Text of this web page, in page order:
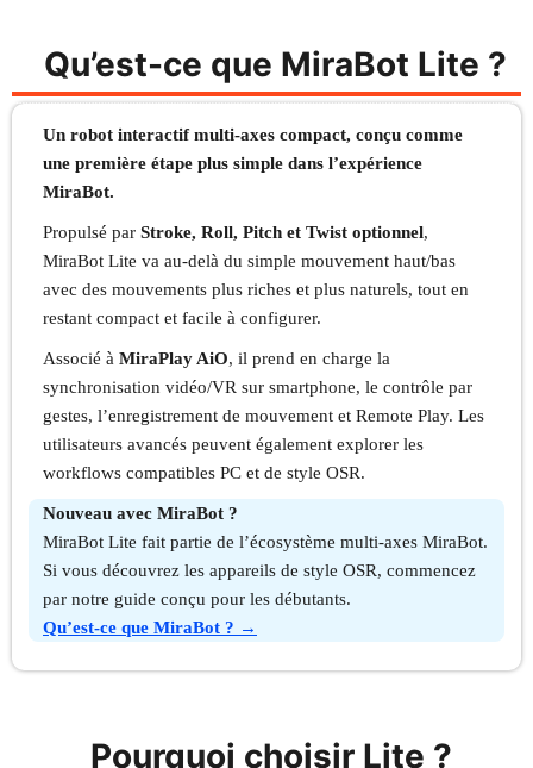
Qu’est-ce que MiraBot Lite ?
Un robot interactif multi-axes compact, conçu comme
une première étape plus simple dans l’expérience
MiraBot.
Propulsé par Stroke, Roll, Pitch et Twist optionnel,
MiraBot Lite va au-delà du simple mouvement haut/bas
avec des mouvements plus riches et plus naturels, tout en
restant compact et facile à configurer.
Associé à MiraPlay AiO, il prend en charge la
synchronisation vidéo/VR sur smartphone, le contrôle par
gestes, l’enregistrement de mouvement et Remote Play. Les
utilisateurs avancés peuvent également explorer les
workflows compatibles PC et de style OSR.
Nouveau avec MiraBot ?
MiraBot Lite fait partie de l’écosystème multi-axes MiraBot.
Si vous découvrez les appareils de style OSR, commencez
par notre guide conçu pour les débutants.
Qu’est-ce que MiraBot ? →
Pourquoi choisir Lite ?